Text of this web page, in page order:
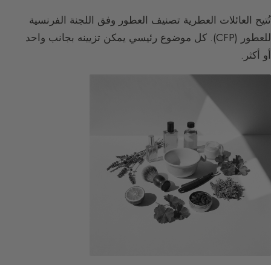
تُتيح العائلات العطرية تصنيف العطور وفق اللجنة الفرنسية
للعطور (CFP). كل موضوع رئيسي يمكن تزيينه بجانب واحد
أو أكثر.